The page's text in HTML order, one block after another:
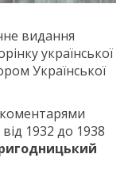
видання
української
Української
від 1932 до 1938